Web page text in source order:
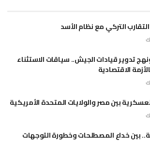
التركي مع نظام الأسد
تدوير قيادات الجيش.. سياقات الاستثناء
الاقتصادية
بين مصر والولايات المتحدة الأمريكية
بين خداع المصطلحات وخطورة التوجهات